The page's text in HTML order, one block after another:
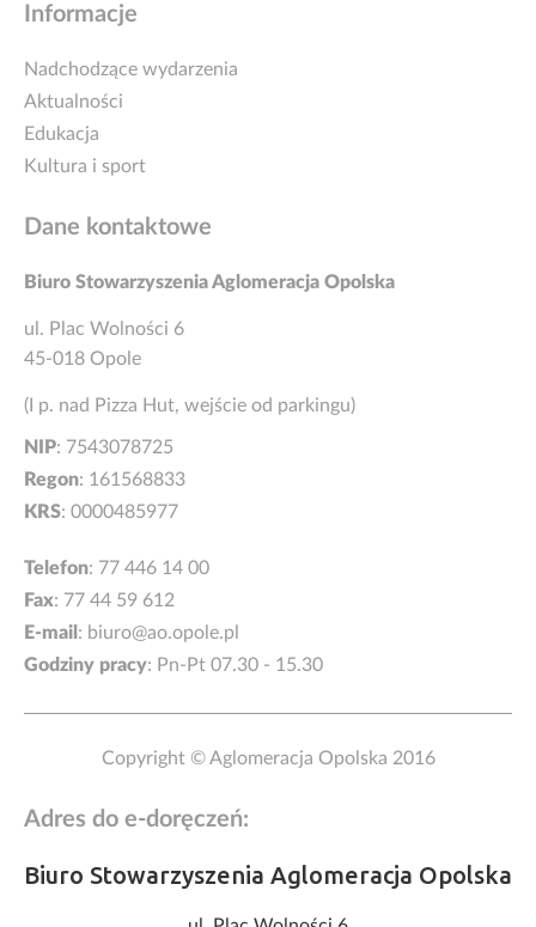
Informacje
Nadchodzące wydarzenia
Aktualności
Edukacja
Kultura i sport
Dane kontaktowe
Biuro Stowarzyszenia Aglomeracja Opolska
ul. Plac Wolności 6
45-018 Opole
(I p. nad Pizza Hut, wejście od parkingu)
NIP: 7543078725
Regon: 161568833
KRS: 0000485977
Telefon: 77 446 14 00
Fax: 77 44 59 612
E-mail : biuro@ao.opole.pl
Godziny pracy: Pn-Pt 07.30 - 15.30
Copyright © Aglomeracja Opolska 2016
Adres do e-doręczeń:
Biuro Stowarzyszenia Aglomeracja Opolska